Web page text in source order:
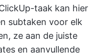
taak kan hier
subtaken voor elk
ze aan de juiste
en aanvullende